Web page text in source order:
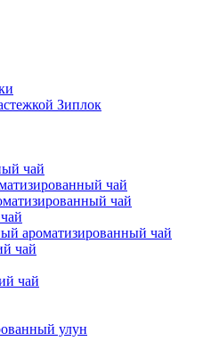
Зиплок
чай
чай
чай
ароматизированный чай
чай
чай
улун